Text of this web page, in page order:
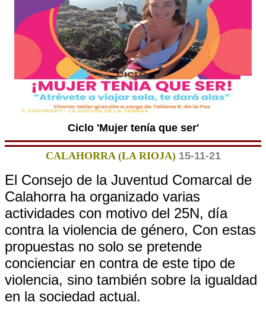
Ciclo 'Mujer tenía que ser'
CALAHORRA (LA RIOJA) 15-11-21
El Consejo de la Juventud Comarcal de
Calahorra ha organizado varias
actividades con motivo del 25N, día
contra la violencia de género, Con estas
propuestas no solo se pretende
concienciar en contra de este tipo de
violencia, sino también sobre la igualdad
en la sociedad actual.